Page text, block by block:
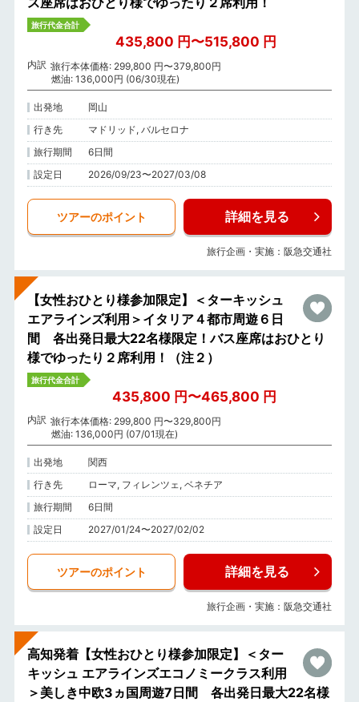
旅行代金合計
435,800 円〜515,800 円
内訳 旅行本体価格: 299,800 円〜379,800円
燃油: 136,000円 (06/30現在)
出発地
岡山
行き先
マドリッド, バルセロナ
旅行期間
6日間
設定日
2026/09/23〜2027/03/08
ツアーのポイント 詳細を見る
旅行企画・実施：阪急交通社
【女性おひとり様参加限定】＜ターキッシュ
エアラインズ利用＞イタリア４都市周遊６日
間 各出発日最大22名様限定！バス座席はおひとり
様でゆったり２席利用！（注２）
旅行代金合計
435,800 円〜465,800 円
内訳 旅行本体価格: 299,800 円〜329,800円
燃油: 136,000円 (07/01現在)
出発地
関西
行き先
ローマ, フィレンツェ, ベネチア
旅行期間
6日間
設定日
2027/01/24〜2027/02/02
ツアーのポイント 詳細を見る
旅行企画・実施：阪急交通社
高知発着【女性おひとり様参加限定】＜ター
キッシュ エアラインズエコノミークラス利用
＞美しき中欧3ヵ国周遊7日間 各出発日最大22名様